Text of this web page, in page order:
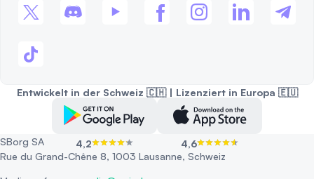
Entwickelt in der Schweiz 🇨🇭 | Lizenziert in Europa 🇪🇺
4,2 4,6
SBorg SA
Rue du Grand-Chêne 8, 1003 Lausanne, Schweiz